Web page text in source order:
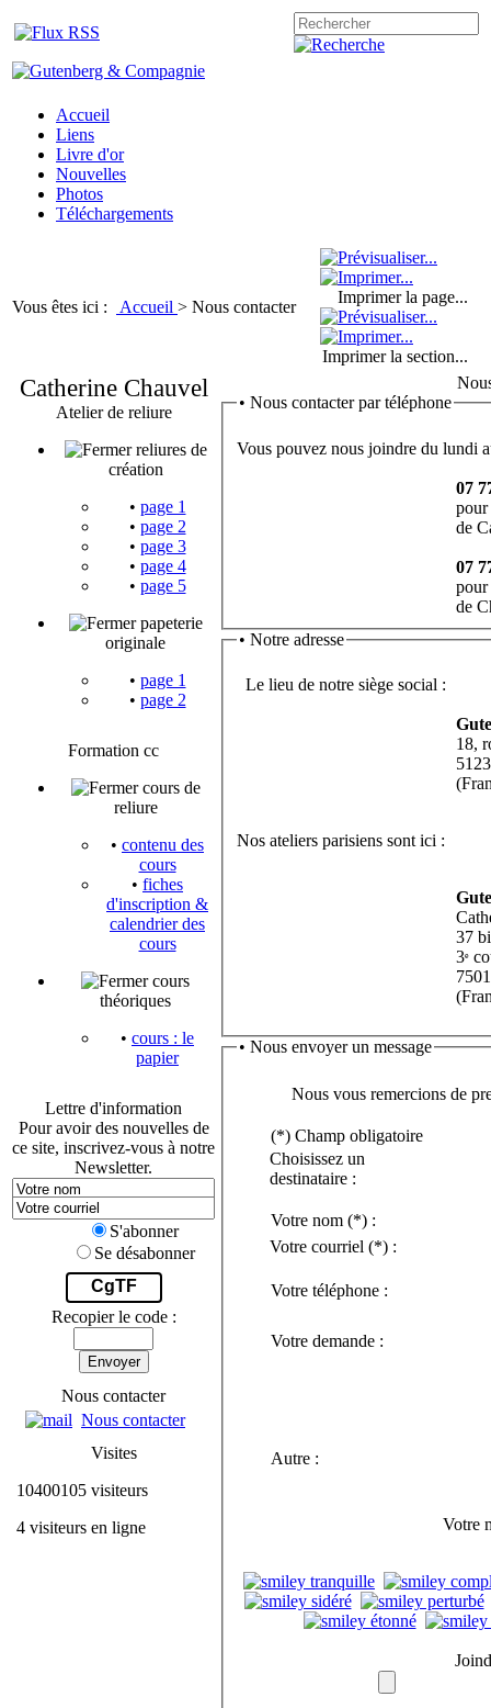
Accueil
Liens
Livre d'or
Nouvelles
Photos
Téléchargements
Vous êtes ici : Accueil > Nous contacter
Imprimer la page...
Imprimer la section...
Catherine Chauvel
Atelier de reliure
reliures de
création
• page 1
• page 2
• page 3
• page 4
• page 5
papeterie
originale
• page 1
• page 2
Formation cc
cours de
reliure
• contenu des
cours
• fiches
d'inscription &
calendrier des
cours
cours
théoriques
• cours : le
papier
Lettre d'information
Pour avoir des nouvelles de
ce site, inscrivez-vous à notre
Newsletter.
S'abonner
Se désabonner
CgTF
Recopier le code :
Envoyer
Nous contacter
Nous contacter
Visites
10400105 visiteurs
4 visiteurs en ligne
• Nous contacter par téléphone
Vous pouvez nous joindre du lundi
07
pour
de
07
pour
de
• Notre adresse
Le lieu de notre siège social :
Gut
18,
Nos ateliers parisiens sont ici :
Gut
37
3e
• Nous envoyer un message
Nous vous remercions de
(*) Champ obligatoire
Choisissez un
destinataire :
Votre nom (*) :
Votre courriel (*) :
Votre téléphone :
Votre demande :
Autre :
Votre